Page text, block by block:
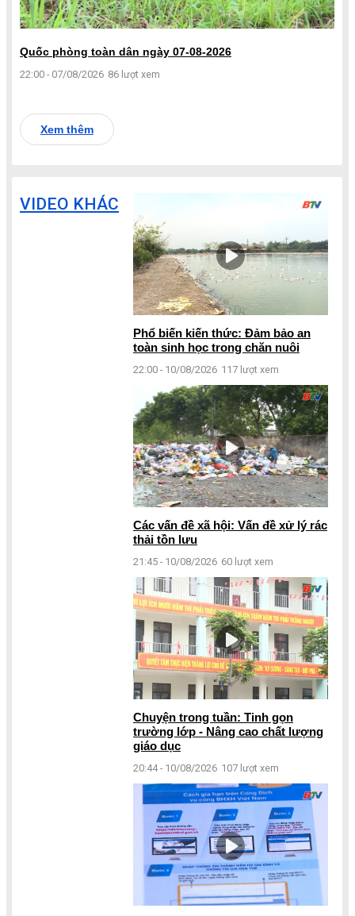
Quốc phòng toàn dân ngày 07-08-2026
22:00 - 07/08/2026 86 lượt xem
Xem thêm
VIDEO KHÁC
Phổ biến kiến thức: Đảm bảo an
toàn sinh học trong chăn nuôi
22:00 - 10/08/2026 117 lượt xem
Các vấn đề xã hội: Vấn đề xử lý rác
thải tồn lưu
21:45 - 10/08/2026 60 lượt xem
Chuyện trong tuần: Tinh gọn
trường lớp - Nâng cao chất lượng
giáo dục
20:44 - 10/08/2026 107 lượt xem